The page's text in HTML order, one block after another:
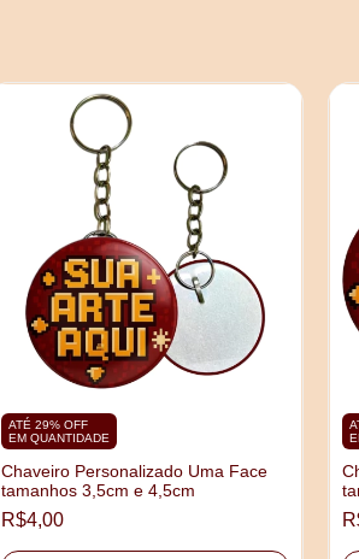
ATÉ 29% OFF
EM QUANTIDADE
Chaveiro Personalizado Uma Face
tamanhos 3,5cm e 4,5cm
R$4,00